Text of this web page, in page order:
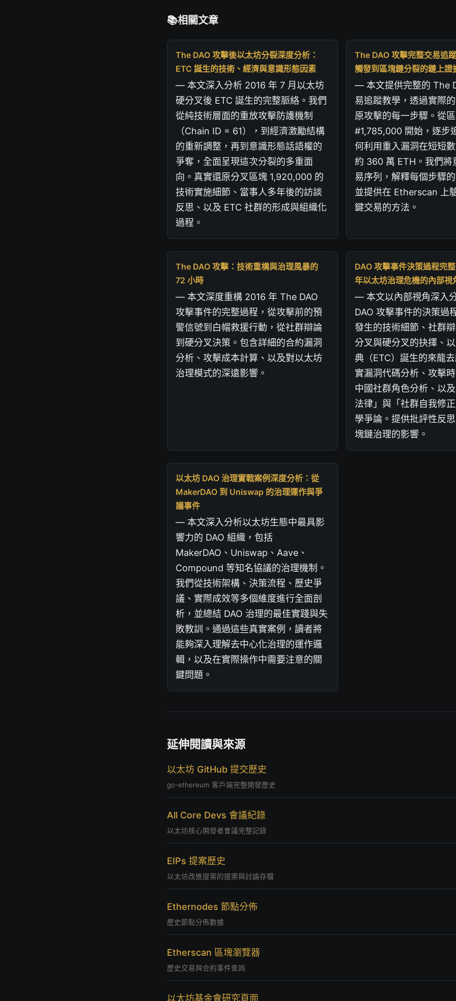
相關文章
The DAO 攻擊後以太坊分裂深度分析：
ETC 誕生的技術、經濟與意識形態因素
— 本文深入分析 2016 年 7 月以太坊
硬分叉後 ETC 誕生的完整脈絡。我們
從純技術層面的重放攻擊防護機制
（Chain ID = 61），到經濟激勵結構
的重新調整，再到意識形態話語權的
爭奪，全面呈現這次分裂的多重面
向。真實還原分叉區塊 1,920,000 的
技術實施細節、當事人多年後的訪談
反思、以及 ETC 社群的形成與組織化
過程。
The DAO 攻擊完整交易追
觸發到區塊鏈分裂的鏈上證
— 本文提供完整的 The
易追蹤教學，透過實際
原攻擊的每一步驟。從
#1,785,000 開始，逐步
何利用重入漏洞在短短
約 360 萬 ETH。我們將
易序列，解釋每個步驟的
並提供在 Etherscan 上
鍵交易的方法。
The DAO 攻擊：技術重構與治理風暴的
72 小時
— 本文深度重構 2016 年 The DAO
攻擊事件的完整過程，從攻擊前的預
警信號到白帽救援行動，從社群辯論
到硬分叉決策。包含詳細的合約漏洞
分析、攻擊成本計算、以及對以太坊
治理模式的深遠影響。
DAO 攻擊事件決策過程完
年以太坊治理危機的內部視
— 本文以內部視角深入
DAO 攻擊事件的決策過
發生的技術細節、社群
分叉與硬分叉的抉擇、
典（ETC）誕生的來龍
實漏洞代碼分析、攻擊
中國社群角色分析、以
法律」與「社群自我修
學爭論。提供批評性反
塊鏈治理的影響。
以太坊 DAO 治理實戰案例深度分析：從
MakerDAO 到 Uniswap 的治理運作與爭
議事件
— 本文深入分析以太坊生態中最具影
響力的 DAO 組織，包括
MakerDAO、Uniswap、Aave、
Compound 等知名協議的治理機制。
我們從技術架構、決策流程、歷史爭
議、實際成效等多個維度進行全面剖
析，並總結 DAO 治理的最佳實踐與失
敗教訓。通過這些真實案例，讀者將
能夠深入理解去中心化治理的運作邏
輯，以及在實際操作中需要注意的關
鍵問題。
延伸閱讀與來源
以太坊 GitHub 提交歷史
go-ethereum 客戶端完整開發歷史
All Core Devs 會議紀錄
以太坊核心開發者會議完整記錄
EIPs 提案歷史
以太坊改進提案的提案與討論存檔
Ethernodes 節點分佈
歷史節點分佈數據
Etherscan 區塊瀏覽器
歷史交易與合約事件查詢
以太坊基金會研究頁面